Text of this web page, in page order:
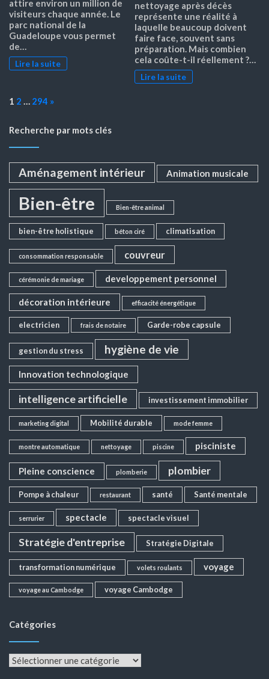
attire environ un million de
visiteurs chaque année. Le
parc national de la
Guadeloupe vous permet
de…
Lire la suite
nettoyage après décès
représente une réalité à
laquelle beaucoup doivent
faire face, souvent sans
préparation. Mais combien
cela coûte-t-il réellement ?…
Lire la suite
Page:
1 2 … 294 Next
»
Recherche par mots clés
Aménagement intérieur Animation musicale
Bien-être Bien-être animal
bien-être holistique béton ciré climatisation
consommation responsable couvreur
cérémonie de mariage developpement personnel
décoration intérieure efficacité énergétique
electricien frais de notaire Garde-robe capsule
gestion du stress hygiène de vie
Innovation technologique
intelligence artificielle investissement immobilier
marketing digital Mobilité durable mode femme
montre automatique nettoyage piscine pisciniste
Pleine conscience plomberie plombier
Pompe à chaleur restaurant santé Santé mentale
serrurier spectacle spectacle visuel
Stratégie d'entreprise Stratégie Digitale
transformation numérique volets roulants voyage
voyage au Cambodge voyage Cambodge
Catégories
Catégories